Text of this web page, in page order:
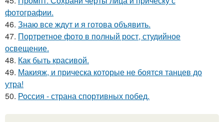
фотографии.
46. Знаю все ждут и я готова объявить.
47. Портретное фото в полный рост, студийное
освещение.
48. Как быть красивой.
49. Макияж, и прическа которые не боятся танцев до
утра!
50. Россия - страна спортивных побед.